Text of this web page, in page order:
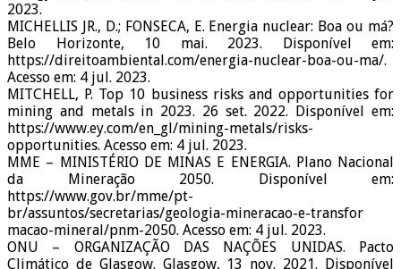
2023.
MICHELLIS JR., D.; FONSECA, E. Energia nuclear: Boa ou má?
Belo Horizonte, 10 mai. 2023. Disponível em:
https://direitoambiental.com/energia-nuclear-boa-ou-ma/.
Acesso em: 4 jul. 2023.
MITCHELL, P. Top 10 business risks and opportunities for
mining and metals in 2023. 26 set. 2022. Disponível em:
https://www.ey.com/en_gl/mining-metals/risks-
opportunities. Acesso em: 4 jul. 2023.
MME – MINISTÉRIO DE MINAS E ENERGIA. Plano Nacional
da Mineração 2050. Disponível em:
https://www.gov.br/mme/pt-
br/assuntos/secretarias/geologia-mineracao-e-transfor
macao-mineral/pnm-2050. Acesso em: 4 jul. 2023.
ONU – ORGANIZAÇÃO DAS NAÇÕES UNIDAS. Pacto
Climático de Glasgow. Glasgow, 13 nov. 2021. Disponível